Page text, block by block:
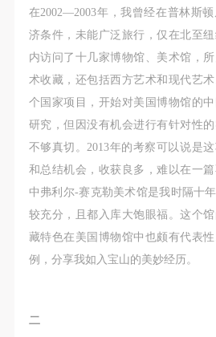
在2002—2003年，我曾经在普林斯
济条件，未能广泛旅行，仅在北至
内访问了十几家博物馆、美术馆，
术收藏，还包括西方艺术和现代艺
个国家项目，开始对美国博物馆的
研究，但因没有机会进行有针对性
不够真切。2013年的考察可以说是
和总结机会，收获良多，难以在一
中弗利尔-赛克勒美术馆是我时隔十
较充分，且都入库大饱眼福。这个
藏特色在美国博物馆中也颇有代表
例，分享我如入宝山的美妙经历。
二
品质。
第三条
参加本次活动人员应该是成年人
能力的人，18周岁以上）未成
同下参观。
第四条
参加活动者在此次活动期间的人
励参加者自行购买人身安全保险
故，活动中任何非事故当事人及
事故的任何责任，但有互相援助
成员应当积极主动的组织实施救
身不承担任何法律责任和经济责
参加活动者在此次活动期间应主
品质。
第三条
参加本次活动人员应该是成年人
能力的人，18周岁以上）未成
同下参观。
第四条
参加活动者在此次活动期间的人
励参加者自行购买人身安全保险
故，活动中任何非事故当事人及
事故的任何责任，但有互相援助
成员应当积极主动的组织实施救
身不承担任何法律责任和经济责
参加活动者在此次活动期间应主
品质。
第三条
参加本次活动人员应该是成年人
能力的人，18周岁以上）未成
同下参观。
第四条
参加活动者在此次活动期间的人
励参加者自行购买人身安全保险
故，活动中任何非事故当事人及
事故的任何责任，但有互相援助
成员应当积极主动的组织实施救
身不承担任何法律责任和经济责
参加活动者在此次活动期间应主